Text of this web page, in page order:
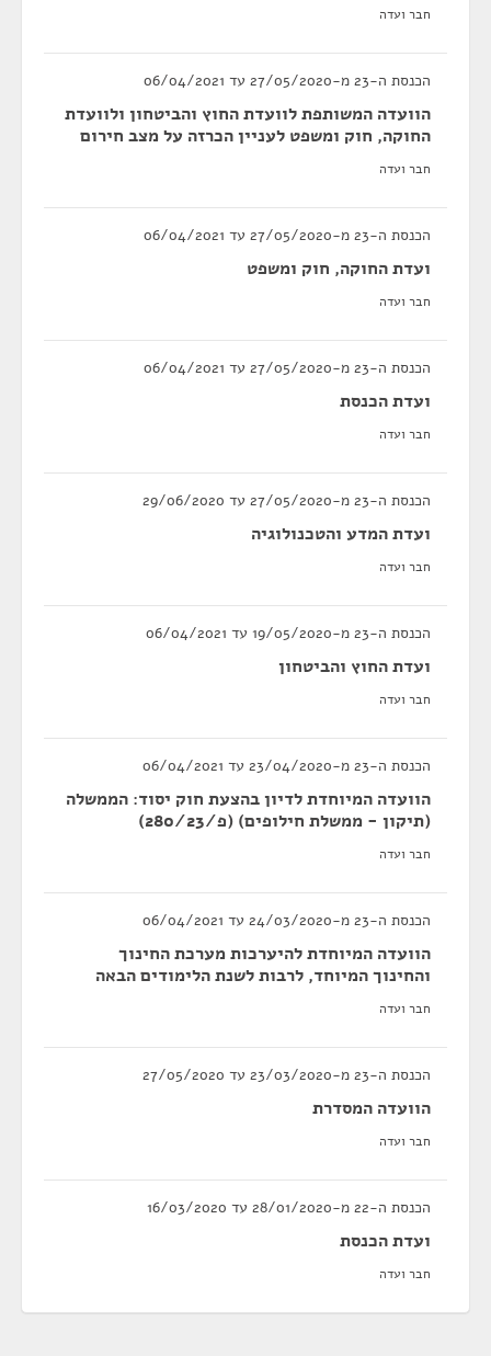
חבר ועדה
הכנסת ה-23 מ-27/05/2020 עד 06/04/2021
הוועדה המשותפת לוועדת החוץ והביטחון ולוועדת
החוקה, חוק ומשפט לעניין הכרזה על מצב חירום
חבר ועדה
הכנסת ה-23 מ-27/05/2020 עד 06/04/2021
ועדת החוקה, חוק ומשפט
חבר ועדה
הכנסת ה-23 מ-27/05/2020 עד 06/04/2021
ועדת הכנסת
חבר ועדה
הכנסת ה-23 מ-27/05/2020 עד 29/06/2020
ועדת המדע והטכנולוגיה
חבר ועדה
הכנסת ה-23 מ-19/05/2020 עד 06/04/2021
ועדת החוץ והביטחון
חבר ועדה
הכנסת ה-23 מ-23/04/2020 עד 06/04/2021
הוועדה המיוחדת לדיון בהצעת חוק יסוד: הממשלה
(תיקון - ממשלת חילופים) (פ/280/23)
חבר ועדה
הכנסת ה-23 מ-24/03/2020 עד 06/04/2021
הוועדה המיוחדת להיערכות מערכת החינוך
והחינוך המיוחד, לרבות לשנת הלימודים הבאה
חבר ועדה
הכנסת ה-23 מ-23/03/2020 עד 27/05/2020
הוועדה המסדרת
חבר ועדה
הכנסת ה-22 מ-28/01/2020 עד 16/03/2020
ועדת הכנסת
חבר ועדה